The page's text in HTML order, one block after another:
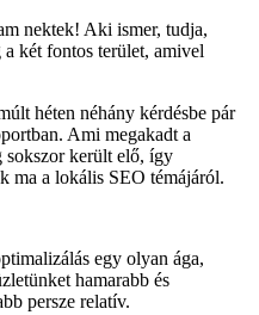
nektek! Aki ismer, tudja,
két fontos terület, amivel
héten néhány kérdésbe pár
Ami megakadt a
sokszor került elő, így
ma a lokális SEO témájáról.
egy olyan ága,
hamarabb és
persze relatív.